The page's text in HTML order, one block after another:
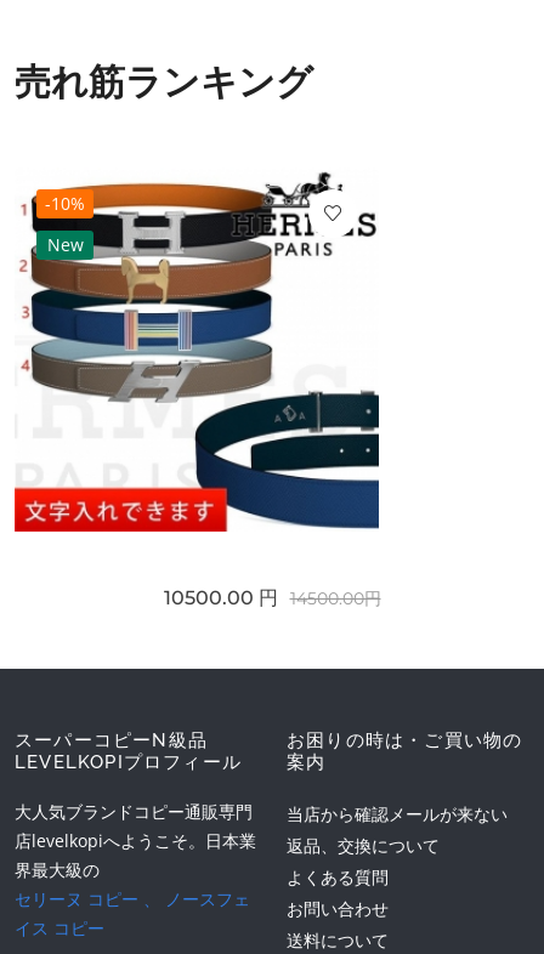
売れ筋ランキング
-10%
New
10500.00 円 14500.00円
スーパーコピーN級品
LEVELKOPIプロフィール
大人気ブランドコピー通販専門
店levelkopiへようこそ。日本業
界最大級の
セリーヌ コピー 、
ノースフェ
イス コピー
お困りの時は・ご買い物の
案内
当店から確認メールが来ない
返品、交換について
よくある質問
お問い合わせ
送料について